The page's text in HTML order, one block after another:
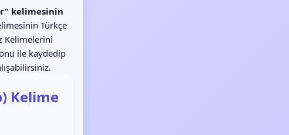
kelimesinin
Türkçe
Kelimelerini
ile kaydedip
Kelime